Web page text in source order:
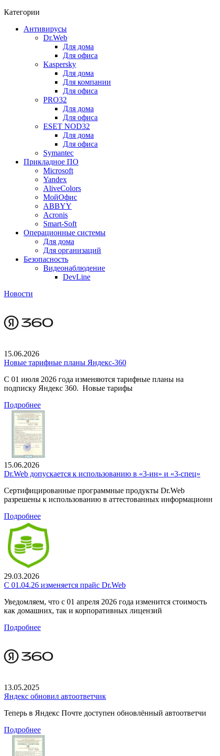
Категории
Антивирусы
Dr.Web
Для дома
Для офиса
Kaspersky
Для дома
Для компании
Для офиса
PRO32
Для дома
Для офиса
ESET NOD32
Для дома
Для офиса
Symantec
Прикладное ПО
Microsoft
Yandex
AliveColors
МойОфис
ABBYY
Acronis
Smart-Soft
Операционные системы
Для дома
Для организаций
Безопасность
Видеонаблюдение
DevLine
Новости
15.06.2026
Новые тарифные планы Яндекс-360
С 01 июля 2026 года изменяются тарифные планы на
подписку Яндекс 360. Новые тарифы
Подробнее
15.06.2026
Dr.Web допускается к использованию в «3-ин» и «3-спец»
Сертифицированные программные продукты Dr.Web
разрешены к использованию в аттестованных информационн
Подробнее
29.03.2026
С 01.04.26 изменяется прайс Dr.Web
Уведомляем, что с 01 апреля 2026 года изменится стоимость
как домашних, так и корпоративных лицензий
Подробнее
13.05.2025
Яндекс обновил автоответчик
Теперь в Яндекс Почте доступен обновлённый автоответчи
Подробнее